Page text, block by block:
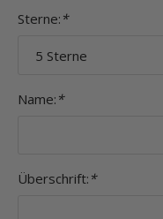
Sterne: *
Name: *
Überschrift: *